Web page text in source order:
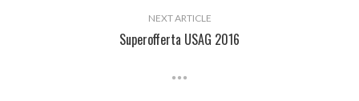
NEXT ARTICLE
Superofferta USAG 2016